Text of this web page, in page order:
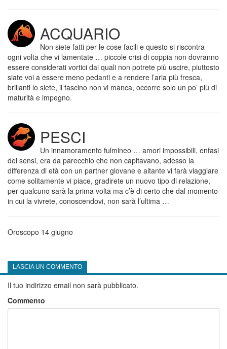
ACQUARIO
Non siete fatti per le cose facili e questo si riscontra
ogni volta che vi lamentate … piccole crisi di coppia non dovranno
essere considerati vortici dai quali non potrete più uscire, piuttosto
siate voi a essere meno pedanti e a rendere l’aria più fresca,
brillanti lo siete, il fascino non vi manca, occorre solo un po’ più di
maturità e impegno.
PESCI
Un innamoramento fulmineo … amori impossibili, enfasi
dei sensi, era da parecchio che non capitavano, adesso la
differenza di età con un partner giovane e aitante vi farà viaggiare
come solitamente vi piace, gradirete un nuovo tipo di relazione,
per qualcuno sarà la prima volta ma c’è di certo che dal momento
in cui la vivrete, conoscendovi, non sarà l’ultima …
Oroscopo 14 giugno
LASCIA UN COMMENTO
Il tuo indirizzo email non sarà pubblicato.
Commento